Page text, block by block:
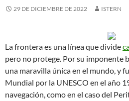
29 DE DICIEMBRE DE 2022 ISTERN
La frontera es una línea que divide
pero no protege. Por su imponente
una maravilla única en el mundo, y
Mundial por la UNESCO en el año
navegación, como en el caso del